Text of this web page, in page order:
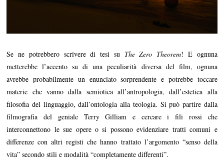
Se ne potrebbero scrivere di tesi su The Zero Theorem! E ognuna
metterebbe l’accento su di una peculiarità diversa del film, ognuna
avrebbe probabilmente un enunciato sorprendente e potrebbe toccare
materie che vanno dalla semiotica all’antropologia, dall’estetica alla
filosofia del linguaggio, dall’ontologia alla teologia. Si può partire dalla
filmografia del geniale Terry Gilliam e cercare i fili rossi che
interconnettono le sue opere o si possono evidenziare tratti comuni e
differenze con altri registi che hanno trattato l’argomento “senso della
vita” secondo stili e modalità “completamente differenti”.